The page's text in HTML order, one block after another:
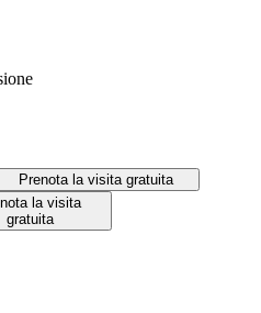
Prenota la visita gratuita
la visita
gratuita